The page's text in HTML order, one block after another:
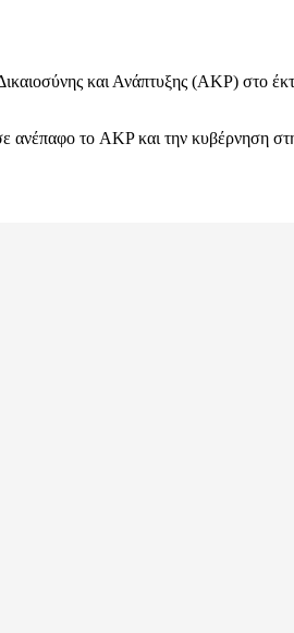
και Ανάπτυξης (AKP) στο
το AKP και την κυβέρνηση